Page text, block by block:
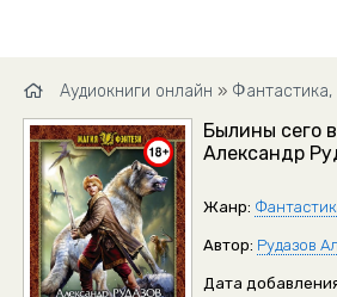
Аудиокниги онлайн » Фантастика,
Былины сего
Александр
Жанр:
Автор: Рудазов
Дата